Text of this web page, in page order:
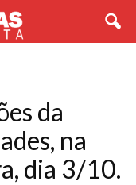
da
na
dia 3/10.